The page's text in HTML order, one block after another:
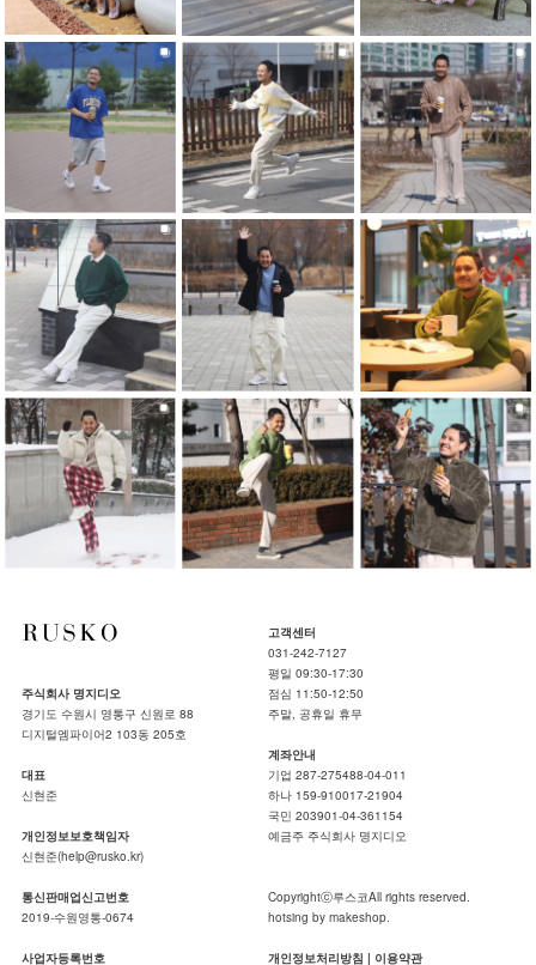
주식회사 명지디오
경기도 수원시 영통구 신원로 88
디지털엠파이어2 103동 205호
대표
신현준
개인정보보호책임자
신현준(help@rusko.kr)
통신판매업신고번호
2019-수원영통-0674
사업자등록번호
고객센터
031-242-7127
평일 09:30-17:30
점심 11:50-12:50
주말, 공휴일 휴무
계좌안내
기업 287-275488-04-011
하나 159-910017-21904
국민 203901-04-361154
예금주 주식회사 명지디오
Copyrightⓒ루스코All rights reserved.
hotsing by makeshop.
개인정보처리방침 | 이용약관